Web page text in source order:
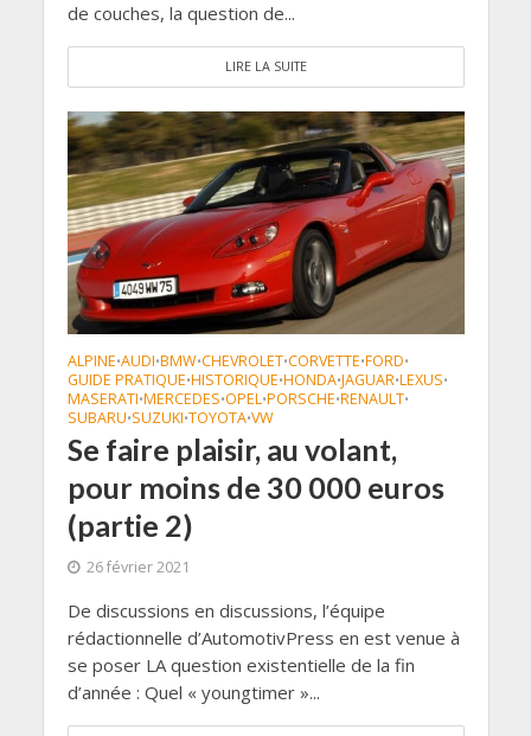
de couches, la question de...
LIRE LA SUITE
ALPINE•AUDI•BMW•CHEVROLET•CORVETTE•FORD•
GUIDE PRATIQUE•HISTORIQUE•HONDA•JAGUAR•LEXUS•
MASERATI•MERCEDES•OPEL•PORSCHE•RENAULT•
SUBARU•SUZUKI•TOYOTA•VW
Se faire plaisir, au volant,
pour moins de 30 000 euros
(partie 2)
26 février 2021
De discussions en discussions, l’équipe
rédactionnelle d’AutomotivPress en est venue à
se poser LA question existentielle de la fin
d’année : Quel « youngtimer »...